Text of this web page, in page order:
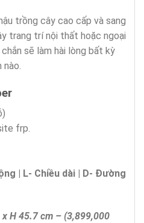
trồng cây cao cấp và sang
trang trí nội thất hoặc ngoại
sẽ làm hài lòng bất kỳ
nào.
frp.
ng | L- Chiều d ài | D- Đường
H 45.7 cm – (3,899,000